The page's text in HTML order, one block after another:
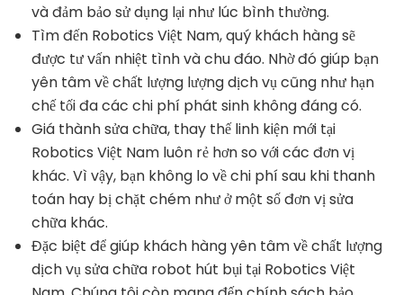
và đảm bảo sử dụng lại như lúc bình thường.
Tìm đến Robotics Việt Nam, quý khách hàng sẽ
được tư vấn nhiệt tình và chu đáo. Nhờ đó giúp bạn
yên tâm về chất lượng lượng dịch vụ cũng như hạn
chế tối đa các chi phí phát sinh không đáng có.
Giá thành sửa chữa, thay thế linh kiện mới tại
Robotics Việt Nam luôn rẻ hơn so với các đơn vị
khác. Vì vậy, bạn không lo về chi phí sau khi thanh
toán hay bị chặt chém như ở một số đơn vị sửa
chữa khác.
Đặc biệt để giúp khách hàng yên tâm về chất lượng
dịch vụ sửa chữa robot hút bụi tại Robotics Việt